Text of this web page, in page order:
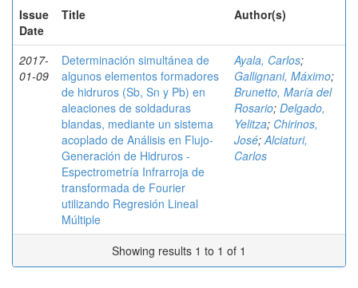
Issue
Date
Title Author(s)
2017-
01-09
Determinación simultánea de
algunos elementos formadores
de hidruros (Sb, Sn y Pb) en
aleaciones de soldaduras
blandas, mediante un sistema
acoplado de Análisis en Flujo-
Generación de Hidruros -
Espectrometría Infrarroja de
transformada de Fourier
utilizando Regresión Lineal
Múltiple
Ayala, Carlos;
Gallignani, Máximo;
Brunetto, María del
Rosario; Delgado,
Yelitza; Chirinos,
José;Alciaturi,
Carlos
Showing results 1 to 1 of 1